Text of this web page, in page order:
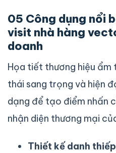
05 Công dụng nổi
visit nhà hàng
doanh
Họa tiết thương hiệu ẩm
thái sang trọng và hiện
dạng để tạo điểm nhấn
nhận diện thương mại
Thiết kế danh